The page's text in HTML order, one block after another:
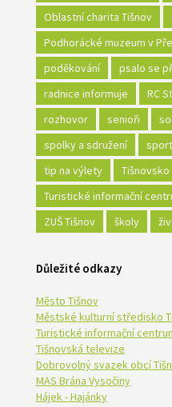
Oblastní charita Tišnov
Podhorácké muzeum v
poděkování
psalo se
radnice informuje
RC
rozhovor
senioři
spolky a sdružení
sport
tip na výlety
Tišnovsko
Turistické informační
ZUŠ Tišnov
školy
Důležité odkazy
Město Tišnov
Městské kulturní středisko
Turistické informační
Tišnovská televize
Dobrovolný svazek obcí
MAS Brána Vysočiny
Hájek - Hajánky